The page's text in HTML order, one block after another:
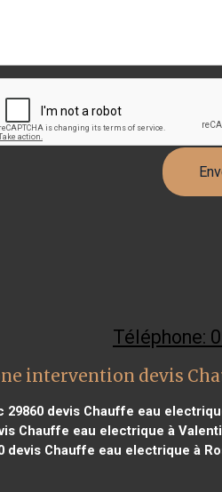
Téléphone:
intervention devis
29860 devis Chauffe eau
Chauffe eau electrique à
devis Chauffe eau electrique à